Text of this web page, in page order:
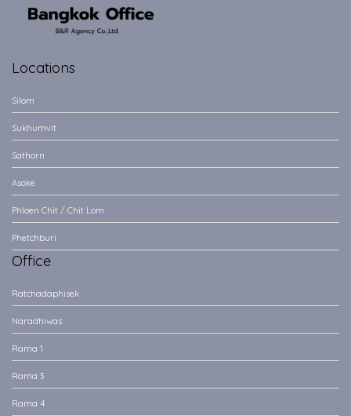
Locations
Silom
Sukhumvit
Sathorn
Asoke
Phloen Chit / Chit Lom
Phetchburi
Office
Ratchadaphisek
Naradhiwas
Rama 1
Rama 3
Rama 4